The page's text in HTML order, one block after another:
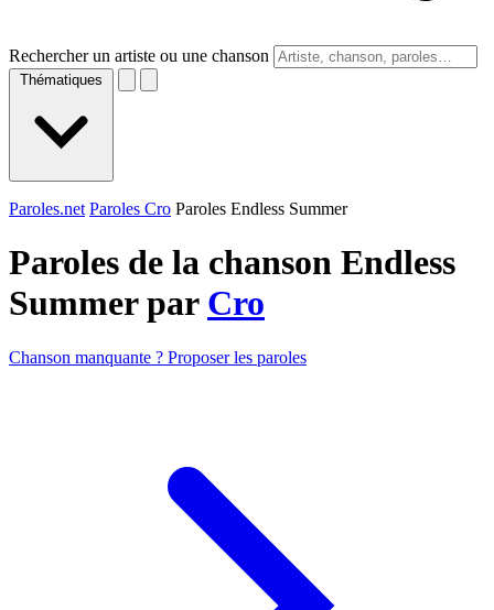
Rechercher un artiste ou une chanson
Thématiques
Paroles.net Paroles Cro Paroles Endless Summer
Paroles de la chanson Endless
Summer par Cro
Chanson manquante ? Proposer les paroles